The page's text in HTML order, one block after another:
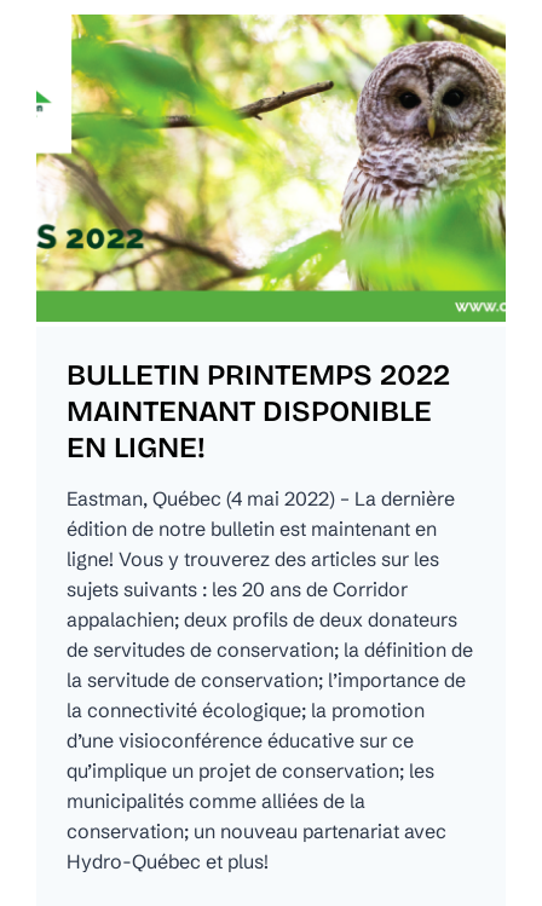
BULLETIN PRINTEMPS 2022
MAINTENANT DISPONIBLE
EN LIGNE!
Eastman, Québec (4 mai 2022) – La dernière
édition de notre bulletin est maintenant en
ligne! Vous y trouverez des articles sur les
sujets suivants : les 20 ans de Corridor
appalachien; deux profils de deux donateurs
de servitudes de conservation; la définition de
la servitude de conservation; l’importance de
la connectivité écologique; la promotion
d’une visioconférence éducative sur ce
qu’implique un projet de conservation; les
municipalités comme alliées de la
conservation; un nouveau partenariat avec
Hydro-Québec et plus!